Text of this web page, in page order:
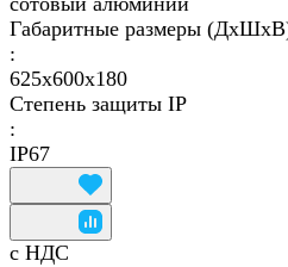
Габаритные размеры
:
625x600х180
Степень защиты IP
:
IP67
с НДС